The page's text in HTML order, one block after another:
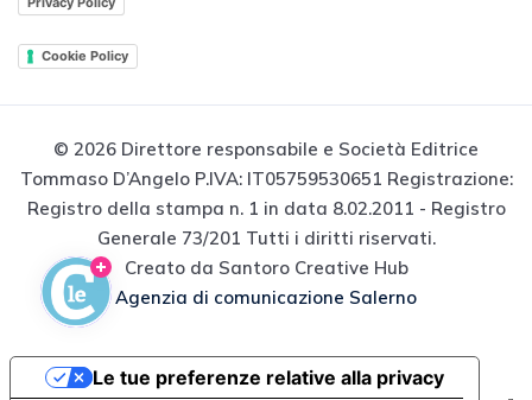
Cookie Policy
© 2026 Direttore responsabile e Società Editrice
Tommaso D’Angelo P.IVA: IT05759530651 Registrazione:
Registro della stampa n. 1 in data 8.02.2011 - Registro
Generale 73/201 Tutti i diritti riservati.
Creato da Santoro Creative Hub
Agenzia di comunicazione Salerno
Le tue preferenze relative alla privacy